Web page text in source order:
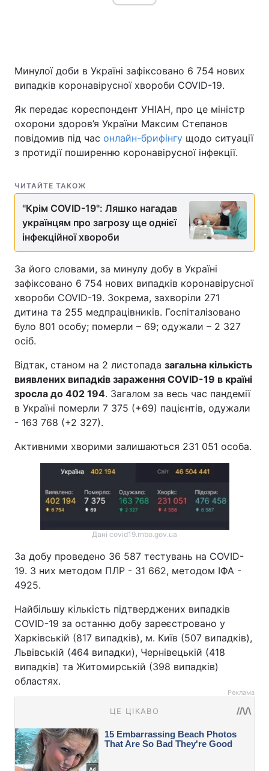
Минулої доби в Україні зафіксовано 6 754 нових
випадків коронавірусної хвороби COVID-19.
Як передає кореспондент УНІАН, про це міністр
охорони здоров’я України Максим Степанов
повідомив під час онлайн-брифінгу щодо ситуації
з протидії поширенню коронавірусної інфекції.
ЧИТАЙТЕ ТАКОЖ
"Крім COVID-19": Ляшко нагадав
українцям про загрозу ще однієї
інфекційної хвороби
За його словами, за минулу добу в Україні
зафіксовано 6 754 нових випадків коронавірусної
хвороби COVID-19. Зокрема, захворіли 271
дитина та 255 медпрацівників. Госпіталізовано
було 801 особу; померли – 69; одужали – 2 327
осіб.
Відтак, станом на 2 листопада загальна кількість
виявлених випадків зараження COVID-19 в країні
зросла до 402 194. Загалом за весь час пандемії
в Україні померли 7 375 (+69) пацієнтів, одужали
- 163 768 (+2 327).
Активними хворими залишаються 231 051 особа.
Дані covid19.rnbo.gov.ua
За добу проведено 36 587 тестувань на COVID-
19. З них методом ПЛР - 31 662, методом ІФА -
4925.
Найбільшу кількість підтверджених випадків
COVID-19 за останню добу зареєстровано у
Харківській (817 випадків), м. Київ (507 випадків),
Львівській (464 випадки), Чернівецькій (418
випадків) та Житомирській (398 випадків)
областях.
Реклама